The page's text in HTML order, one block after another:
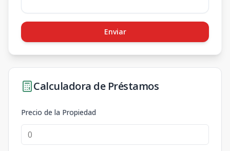
Enviar
Calculadora de Préstamos
Precio de la Propiedad